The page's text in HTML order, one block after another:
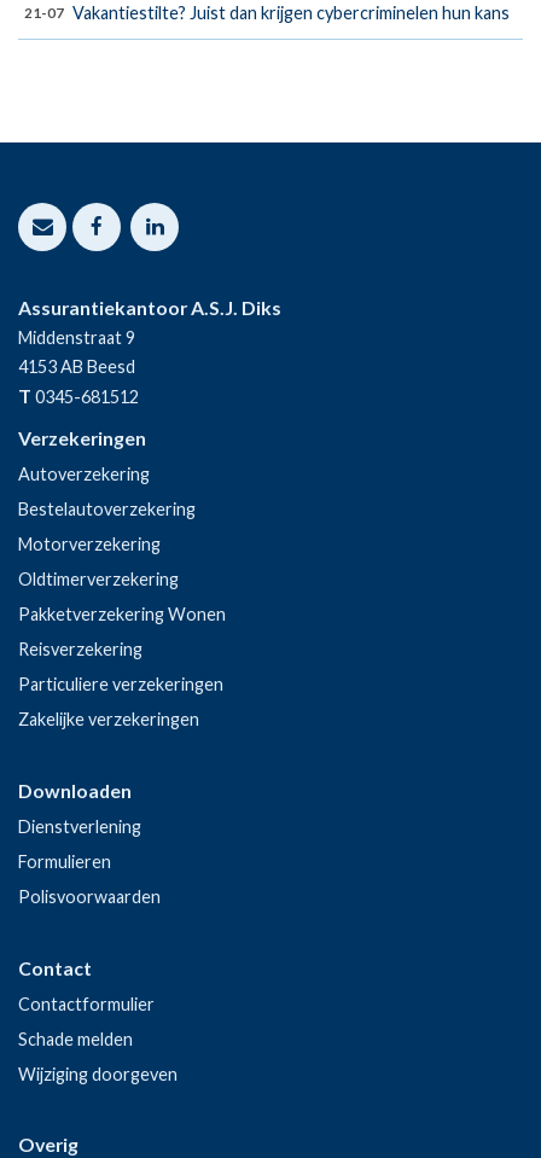
21-07 Vakantiestilte? Juist dan krijgen cybercriminelen hun kans
Assurantiekantoor A.S.J. Diks
Middenstraat 9
4153 AB Beesd
T 0345-681512
Verzekeringen
Autoverzekering
Bestelautoverzekering
Motorverzekering
Oldtimerverzekering
Pakketverzekering Wonen
Reisverzekering
Particuliere verzekeringen
Zakelijke verzekeringen
Downloaden
Dienstverlening
Formulieren
Polisvoorwaarden
Contact
Contactformulier
Schade melden
Wijziging doorgeven
Overig